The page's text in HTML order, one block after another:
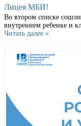
Лицея МБИ!
Во втором списке
внутреннем ребенке и
Читать далее »